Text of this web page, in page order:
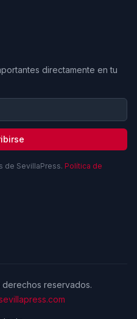
directamente en tu
de SevillaPress. Política de
reservados.